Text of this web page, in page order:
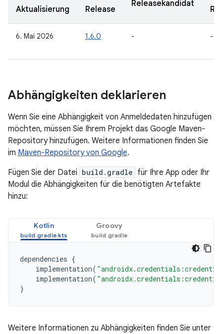
Aktualisierung
Release
Releasekandidat
6. Mai 2026 1.6.0 - -
Abhängigkeiten deklarieren
Wenn Sie eine Abhängigkeit von Anmeldedaten hinzufügen
möchten, müssen Sie Ihrem Projekt das Google Maven-
Repository hinzufügen. Weitere Informationen finden Sie
im Maven-Repository von Google.
Fügen Sie der Datei build.gradle für Ihre App oder Ihr
Modul die Abhängigkeiten für die benötigten Artefakte
hinzu:
Kotlin Groovy
dependencies {
implementation(
implementation(
}
Weitere Informationen zu Abhängigkeiten finden Sie unter